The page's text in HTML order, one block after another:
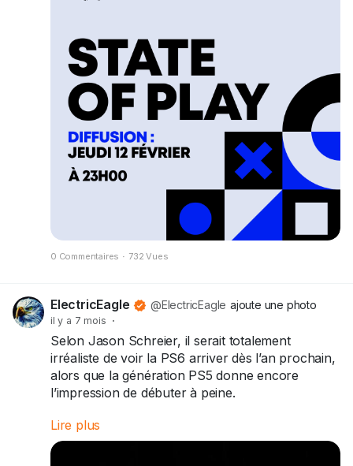
0 Commentaires · 732 Vues
ElectricEagle @ElectricEagle ajoute une photo
il y a 7 mois ·
Selon Jason Schreier, il serait totalement
irréaliste de voir la PS6 arriver dès l’an prochain,
alors que la génération PS5 donne encore
l’impression de débuter à peine.
Pour lui, lancer dès maintenant une console
encore plus chère n’aurait que peu de sens : à
Lire plus